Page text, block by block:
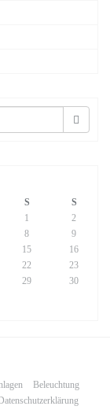
S
S
1
2
8
9
15
16
22
23
29
30
Beleuchtung